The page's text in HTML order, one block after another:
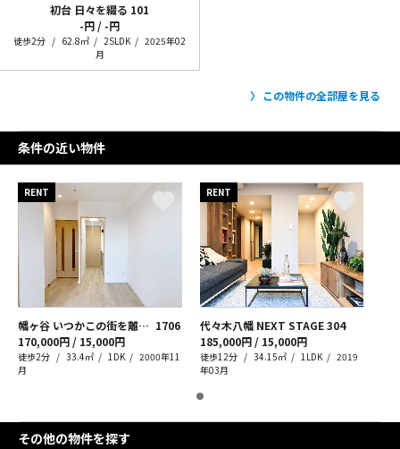
初台 日々を綴る 101
-円 / -円
徒歩2分 62.8㎡ 2SLDK
2025年02
月
この物件の全部屋を見る
条件の近い物件
RENT
幡ヶ谷 いつかこの街を離れても 1706
170,000円 / 15,000円
徒歩2分 33.4㎡ 1DK
2000年11
月
RENT
代々木八幡 NEXT STAGE304
185,000円 / 15,000円
徒歩12分 34.15㎡ 1LDK
2019
年03月
その他の物件を探す